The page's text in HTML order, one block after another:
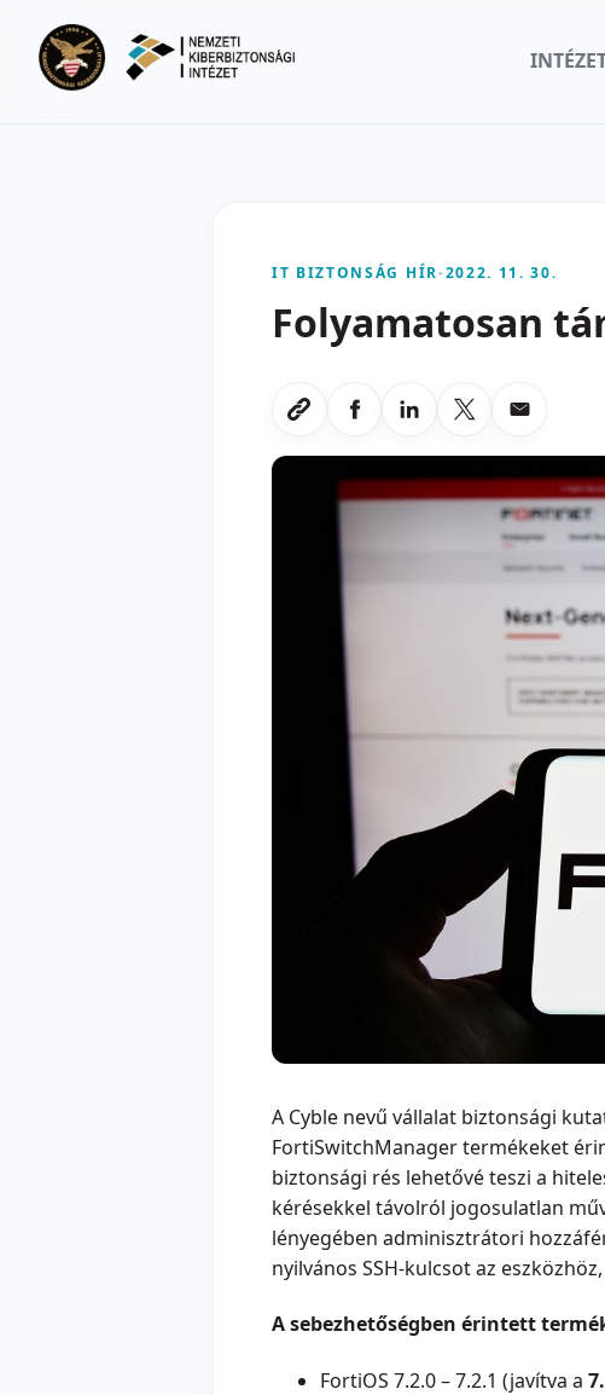
IT BIZTONSÁG HÍR-2022. 11. 30.
Folyamatosan
Link masolasa
Megosztas Facebookon
Megosztas LinkedInen
Megosztas X-en
A Cyble nevű vállalat biztonsági
FortiSwitchManager termékeket
biztonsági rés lehetővé teszi a
kérésekkel távolról jogosulatlan
lényegében adminisztrátori
nyilvános SSH-kulcsot az
A sebezhetőségben érintett
FortiOS 7.2.0 – 7.2.1 (javítva a